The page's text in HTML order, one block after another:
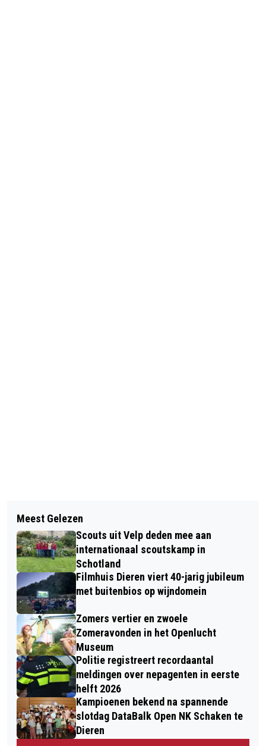
EEN GEVARIEERD
ZOMERPROGRAMMA IN KASTEELTUIN
MIDDACHTEN
KLIMAATBURGEMEESTER VAN
RHEDEN GEZOCHT!
Meest Gelezen
Scouts uit Velp deden mee aan
internationaal scoutskamp in
Schotland
Filmhuis Dieren viert 40-jarig jubileum
met buitenbios op wijndomein
Zomers vertier en zwoele
Zomeravonden in het Openlucht
Museum
Politie registreert recordaantal
meldingen over nepagenten in eerste
helft 2026
Kampioenen bekend na spannende
slotdag DataBalk Open NK Schaken te
Dieren